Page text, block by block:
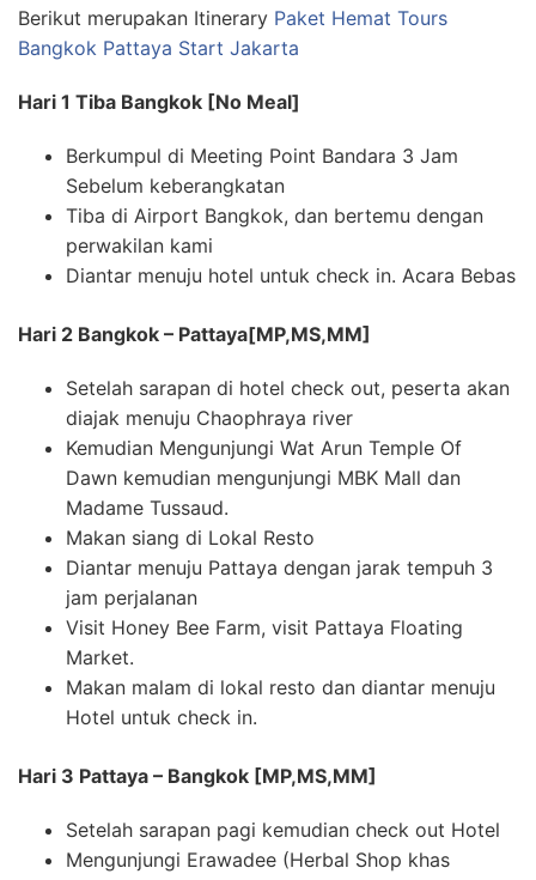
Berikut merupakan Itinerary Paket Hemat Tours
Bangkok Pattaya Start Jakarta
Hari 1 Tiba Bangkok [No Meal]
Berkumpul di Meeting Point Bandara 3 Jam
Sebelum keberangkatan
Tiba di Airport Bangkok, dan bertemu dengan
perwakilan kami
Diantar menuju hotel untuk check in. Acara Bebas
Hari 2 Bangkok – Pattaya[MP,MS,MM]
Setelah sarapan di hotel check out, peserta akan
diajak menuju Chaophraya river
Kemudian Mengunjungi Wat Arun Temple Of
Dawn kemudian mengunjungi MBK Mall dan
Madame Tussaud.
Makan siang di Lokal Resto
Diantar menuju Pattaya dengan jarak tempuh 3
jam perjalanan
Visit Honey Bee Farm, visit Pattaya Floating
Market.
Makan malam di lokal resto dan diantar menuju
Hotel untuk check in.
Hari 3 Pattaya – Bangkok [MP,MS,MM]
Setelah sarapan pagi kemudian check out Hotel
Mengunjungi Erawadee (Herbal Shop khas